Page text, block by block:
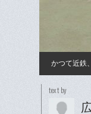
かつて近鉄
text by